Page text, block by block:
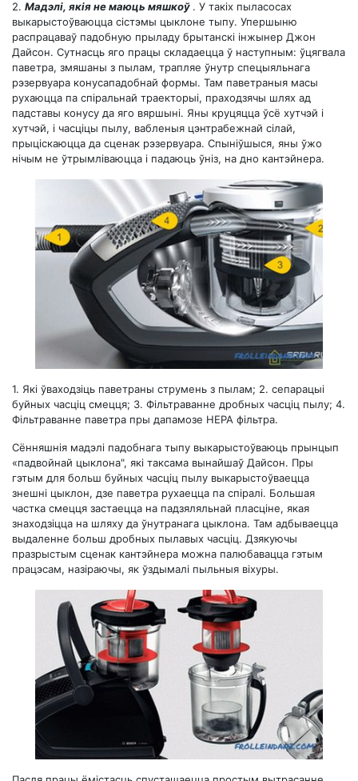
2. Мадэлі, якія не маюць мяшкоў . У такіх пыласосах
выкарыстоўваюцца сістэмы цыклоне тыпу. Упершыню
распрацаваў падобную прыладу брытанскі інжынер Джон
Дайсон. Сутнасць яго працы складаецца ў наступным: ўцягвала
паветра, змяшаны з пылам, трапляе ўнутр спецыяльнага
рэзервуара конусападобнай формы. Там паветраныя масы
рухаюцца па спіральнай траекторыі, праходзячы шлях ад
падставы конусу да яго вяршыні. Яны круцяцца ўсё хутчэй і
хутчэй, і часціцы пылу, вабленыя цэнтрабежнай сілай,
прыціскаюцца да сценак рэзервуара. Спыніўшыся, яны ўжо
нічым не ўтрымліваюцца і падаюць ўніз, на дно кантэйнера.
1. Які ўваходзіць паветраны струмень з пылам; 2. сепарацыі
буйных часціц смецця; 3. Фільтраванне дробных часціц пылу; 4.
Фільтраванне паветра пры дапамозе HEPA фільтра.
Сённяшнія мадэлі падобнага тыпу выкарыстоўваюць прынцып
«падвойнай цыклона", які таксама вынайшаў Дайсон. Пры
гэтым для больш буйных часціц пылу выкарыстоўваецца
знешні цыклон, дзе паветра рухаецца па спіралі. Большая
частка смецця застаецца на падзяляльнай пласціне, якая
знаходзіцца на шляху да ўнутранага цыклона. Там адбываецца
выдаленне больш дробных пылавых часціц. Дзякуючы
празрыстым сценак кантэйнера можна палюбавацца гэтым
працэсам, назіраючы, як ўздымалі пыльныя віхуры.